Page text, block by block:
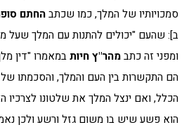
סמכויותיו של המלך, כמו שכתבהחתם
ב]: שהעם "יכולים להתנות עם המלך שעל
ומפני זה כתבמהר"ץ חיותבמאמרו "דין
הם התקשרות בין העם והמלך, והסכמתו
הכלל, ואם ינצל המלך את שלטונו לצרכיו
הוא פשע שיש בו משום גזל ורשע ולכן